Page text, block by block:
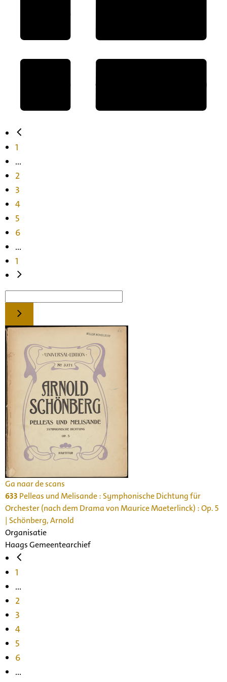
1
...
2
3
4
5
6
...
1
Ga naar de scans
633 Pelleas und Melisande : Symphonische Dichtung für
Orchester (nach dem Drama von Maurice Maeterlinck) : Op. 5
| Schönberg, Arnold
Organisatie
Haags Gemeentearchief
1
...
2
3
4
5
6
...